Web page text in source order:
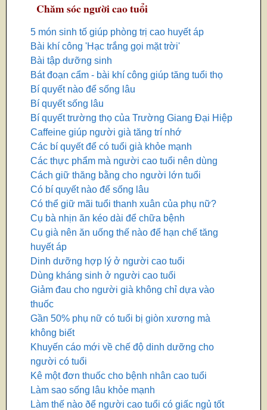
Chăm sóc người cao tuổi
5 món sinh tố giúp phòng trị cao huyết áp
Bài khí công 'Hạc trắng gọi mặt trời'
Bài tập dưỡng sinh
Bát đoạn cẩm - bài khí công giúp tăng tuổi thọ
Bí quyết nào để sống lâu
Bí quyết sống lâu
Bí quyết trường thọ của Trường Giang Đại Hiệp
Caffeine giúp người già tăng trí nhớ
Các bí quyết để có tuổi già khỏe mạnh
Các thực phẩm mà người cao tuổi nên dùng
Cách giữ thăng bằng cho người lớn tuổi
Có bí quyết nào để sống lâu
Có thể giữ mãi tuổi thanh xuân của phụ nữ?
Cụ bà nhịn ăn kéo dài để chữa bệnh
Cụ già nên ăn uống thế nào để hạn chế tăng
huyết áp
Dinh dưỡng hợp lý ở người cao tuổi
Dùng kháng sinh ở người cao tuổi
Giảm đau cho người già không chỉ dựa vào
thuốc
Gần 50% phụ nữ có tuổi bị giòn xương mà
không biết
Khuyến cáo mới về chế độ dinh dưỡng cho
người có tuổi
Kê một đơn thuốc cho bệnh nhân cao tuổi
Làm sao sống lâu khỏe mạnh
Làm thế nào ðể người cao tuổi có giấc ngủ tốt